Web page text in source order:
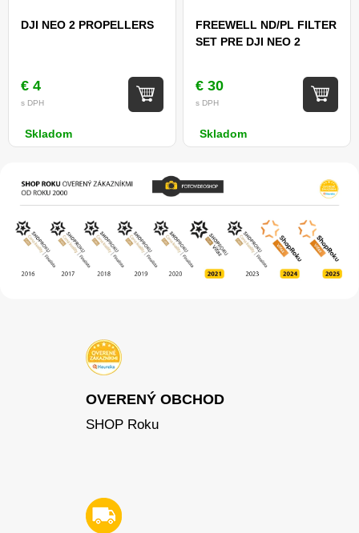
DJI NEO 2 PROPELLERS
€ 4
s DPH
Skladom
FREEWELL ND/PL FILTER
SET PRE DJI NEO 2
€ 30
s DPH
Skladom
OVERENÝ OBCHOD
SHOP Roku